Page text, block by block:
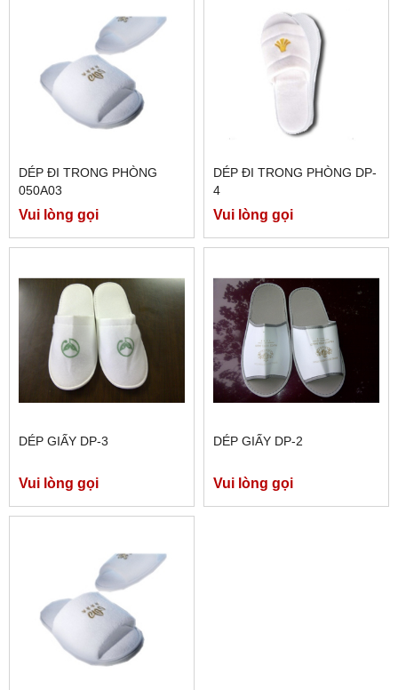
DÉP ĐI TRONG PHÒNG
050A03
Vui lòng gọi
DÉP ĐI TRONG PHÒNG DP-
4
Vui lòng gọi
DÉP GIẤY DP-3
Vui lòng gọi
DÉP GIẤY DP-2
Vui lòng gọi